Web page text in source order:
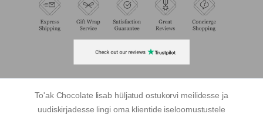
To'ak Chocolate lisab hüljatud ostukorvi meilidesse ja
uudiskirjadesse lingi oma klientide iseloomustustele